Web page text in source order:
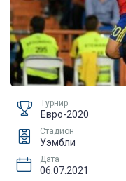
Турнир
Евро-2020
Стадион
Уэмбли
Дата
06.07.2021